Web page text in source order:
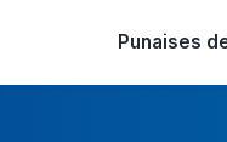
Punaises